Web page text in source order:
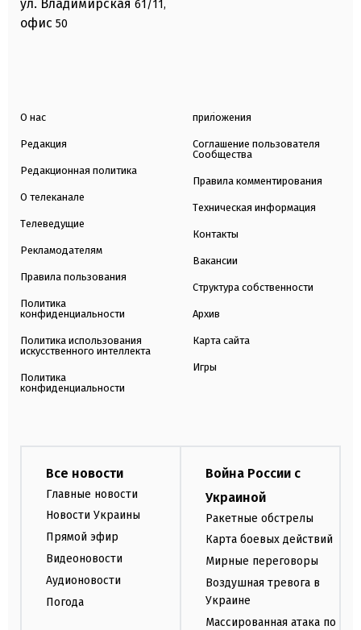
ул. Владимирская 61/11,
офис 50
О нас
Редакция
Редакционная политика
О телеканале
Телеведущие
Рекламодателям
Правила пользования
Политика
конфиденциальности
Политика использования
искусственного интеллекта
Политика
конфиденциальности
приложения
Соглашение пользователя
Сообщества
Правила комментирования
Техническая информация
Контакты
Вакансии
Структура собственности
Архив
Карта сайта
Игры
Все новости
Главные новости
Новости Украины
Прямой эфир
Видеоновости
Аудионовости
Погода
Война России с
Украиной
Ракетные обстрелы
Карта боевых действий
Мирные переговоры
Воздушная тревога в
Украине
Массированная атака по